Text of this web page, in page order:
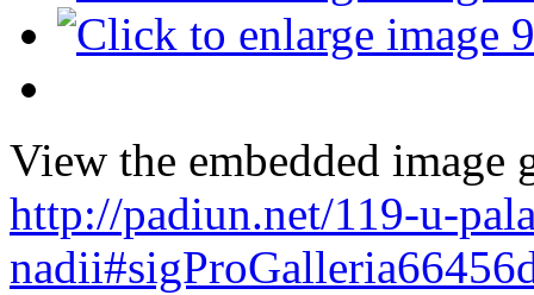
View the embedded image
http://padiun.net/119-u-